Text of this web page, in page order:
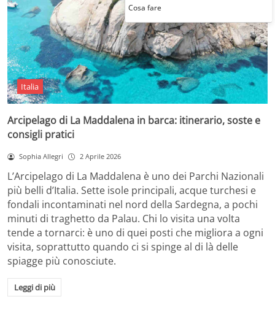
Italia
Arcipelago di La Maddalena in barca: itinerario, soste e
consigli pratici
Sophia Allegri 2 Aprile 2026
L’Arcipelago di La Maddalena è uno dei Parchi Nazionali
più belli d’Italia. Sette isole principali, acque turchesi e
fondali incontaminati nel nord della Sardegna, a pochi
minuti di traghetto da Palau. Chi lo visita una volta
tende a tornarci: è uno di quei posti che migliora a ogni
visita, soprattutto quando ci si spinge al di là delle
spiagge più conosciute.
Leggi di più
Cosa fare